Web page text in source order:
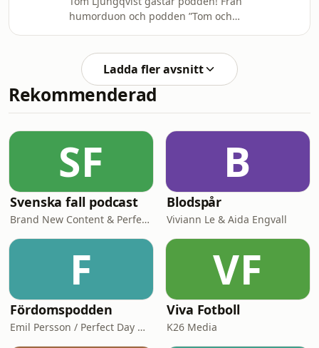
och mindes tillbaka till sin student!
Tjejerna börjar även spåna kring
Karolinas 40-årsfest nästa år!TÄNK
ATT NI FINNS &amp; Grattis i eftersko
humorduon och podden ”Tom och
Instagram och hur allt började med
teater och YouTube. STARKT imposter
syndrome inom musiken och att
tydligen jucka på scen en hel konsert.
skiljer sig från möhippor. Och åter
igen i podden, blir det även en liten
kärleksförklaring till
Ladda fler avsnitt
Rekommenderad
SF
Svenska fall podcast
Brand New Content & Perfect Day Media
B
Blodspår
Viviann Le & Aida Engvall
F
Fördomspodden
Emil Persson / Perfect Day Media
VF
Viva Fotboll
K26 Media